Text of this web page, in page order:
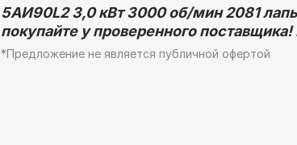
5АИ90L2 3,0 кВт 3000 об/мин 2081
покупайте у проверенного
*Предложение не является публичной офертой